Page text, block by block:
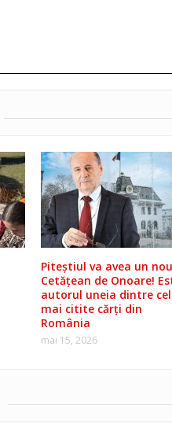
Piteștiul va avea un nou
Cetățean de Onoare!
autorul uneia dintre
mai citite cărți din
România
mai 15, 2026